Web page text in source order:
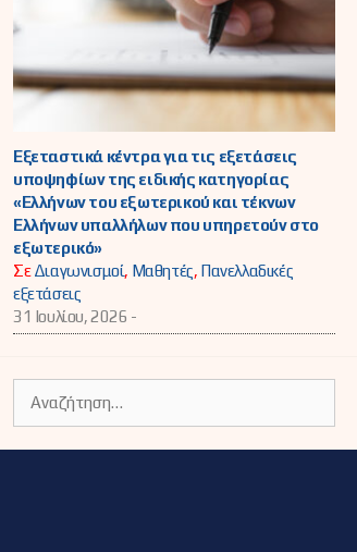
Εξεταστικά κέντρα για τις εξετάσεις
υποψηφίων της ειδικής κατηγορίας
«Ελλήνων του εξωτερικού και τέκνων
Ελλήνων υπαλλήλων που υπηρετούν στο
εξωτερικό»
ΣεΔιαγωνισμοί, Μαθητές, Πανελλαδικές
εξετάσεις
31 Ιουλίου, 2026 -
για: